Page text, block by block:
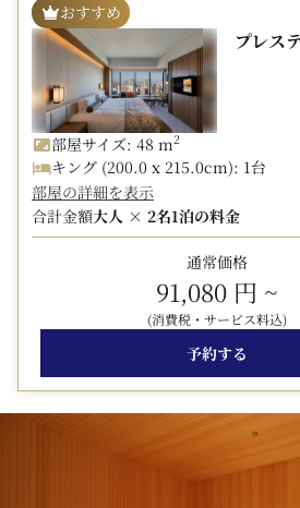
■ご朝食■
以下よりお選びいただけます。
オールデイダイニング オーキッド
・日本料理 山里
・ルームサービス
・フランス料理 ヌーヴェル・エポッ
宿泊 および 12歳以上のお客様限定）
■ご注意事項■
※One Harmony会員特典の5%優
※添い寝のお子様のご朝食は含まれ
※レストランをご利用の際、ドレス
ュアルにてお願いいたします（ショ
ル、男性の袖無しの衣服および着
■オンライン事前決済限定・返金
項■
※ご予約時にクレジットカードにて
※キャンセルの場合は、期日にか
おすすめ
プレス
部屋サイズ: 48 m2
キング (200.0 x 215.0cm): 1台
部屋の詳細を表示
合計金額大人 × 2名1泊の料金
通常価格
91,080 円 ~
(消費税・サービス料込)
予約する